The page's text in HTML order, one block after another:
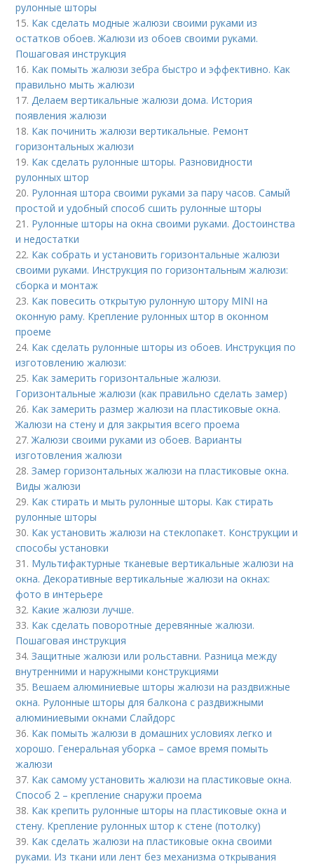
рулонные шторы
15. Как сделать модные жалюзи своими руками из
остатков обоев. Жалюзи из обоев своими руками.
Пошаговая инструкция
16. Как помыть жалюзи зебра быстро и эффективно. Как
правильно мыть жалюзи
17.Делаем вертикальные жалюзи дома. История
появления жалюзи
18. Как починить жалюзи вертикальные. Ремонт
горизонтальных жалюзи
19. Как сделать рулонные шторы. Разновидности
рулонных штор
20. Рулонная штора своими руками за пару часов. Самый
простой и удобный способ сшить рулонные шторы
21. Рулонные шторы на окна своими руками. Достоинства
и недостатки
22. Как собрать и установить горизонтальные жалюзи
своими руками. Инструкция по горизонтальным жалюзи:
сборка и монтаж
23. Как повесить открытую рулонную штору MINI на
оконную раму. Крепление рулонных штор в оконном
проеме
24. Как сделать рулонные шторы из обоев. Инструкция по
изготовлению жалюзи:
25. Как замерить горизонтальные жалюзи.
Горизонтальные жалюзи (как правильно сделать замер)
26. Как замерить размер жалюзи на пластиковые окна.
Жалюзи на стену и для закрытия всего проема
27.Жалюзи своими руками из обоев. Варианты
изготовления жалюзи
28.Замер горизонтальных жалюзи на пластиковые окна.
Виды жалюзи
29. Как стирать и мыть рулонные шторы. Как стирать
рулонные шторы
30. Как установить жалюзи на стеклопакет. Конструкции и
способы установки
31. Мультифактурные тканевые вертикальные жалюзи на
окна. Декоративные вертикальные жалюзи на окнах:
фото в интерьере
32. Какие жалюзи лучше.
33. Как сделать поворотные деревянные жалюзи.
Пошаговая инструкция
34.Защитные жалюзи или рольставни. Разница между
внутренними и наружными конструкциями
35. Вешаем алюминиевые шторы жалюзи на раздвижные
окна. Рулонные шторы для балкона с раздвижными
алюминиевыми окнами Слайдорс
36. Как помыть жалюзи в домашних условиях легко и
хорошо. Генеральная уборка – самое время помыть
жалюзи
37. Как самому установить жалюзи на пластиковые окна.
Способ 2 – крепление снаружи проема
38. Как крепить рулонные шторы на пластиковые окна и
стену. Крепление рулонных штор к стене (потолку)
39. Как сделать жалюзи на пластиковые окна своими
руками. Из ткани или лент без механизма открывания